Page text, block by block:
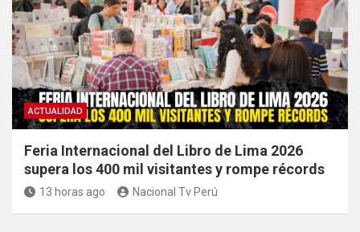
ACTUALIDAD
Feria Internacional del Libro de Lima 2026
supera los 400 mil visitantes y rompe récords
13 horas ago Nacional Tv Perú